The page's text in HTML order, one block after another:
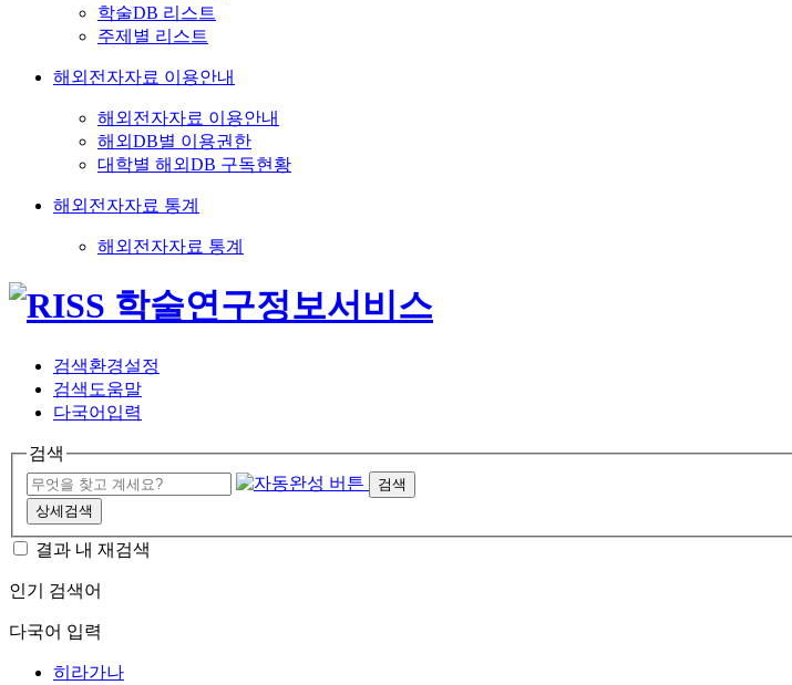
학술DB 리스트
주제별 리스트
해외전자자료 이용안내
해외전자자료 이용안내
해외DB별 이용권한
대학별 해외DB 구독현황
해외전자자료 통계
해외전자자료 통계
검색환경설정
검색도움말
다국어입력
검색
검색
상세검색
결과 내 재검색
인기 검색어
다국어 입력
히라가나